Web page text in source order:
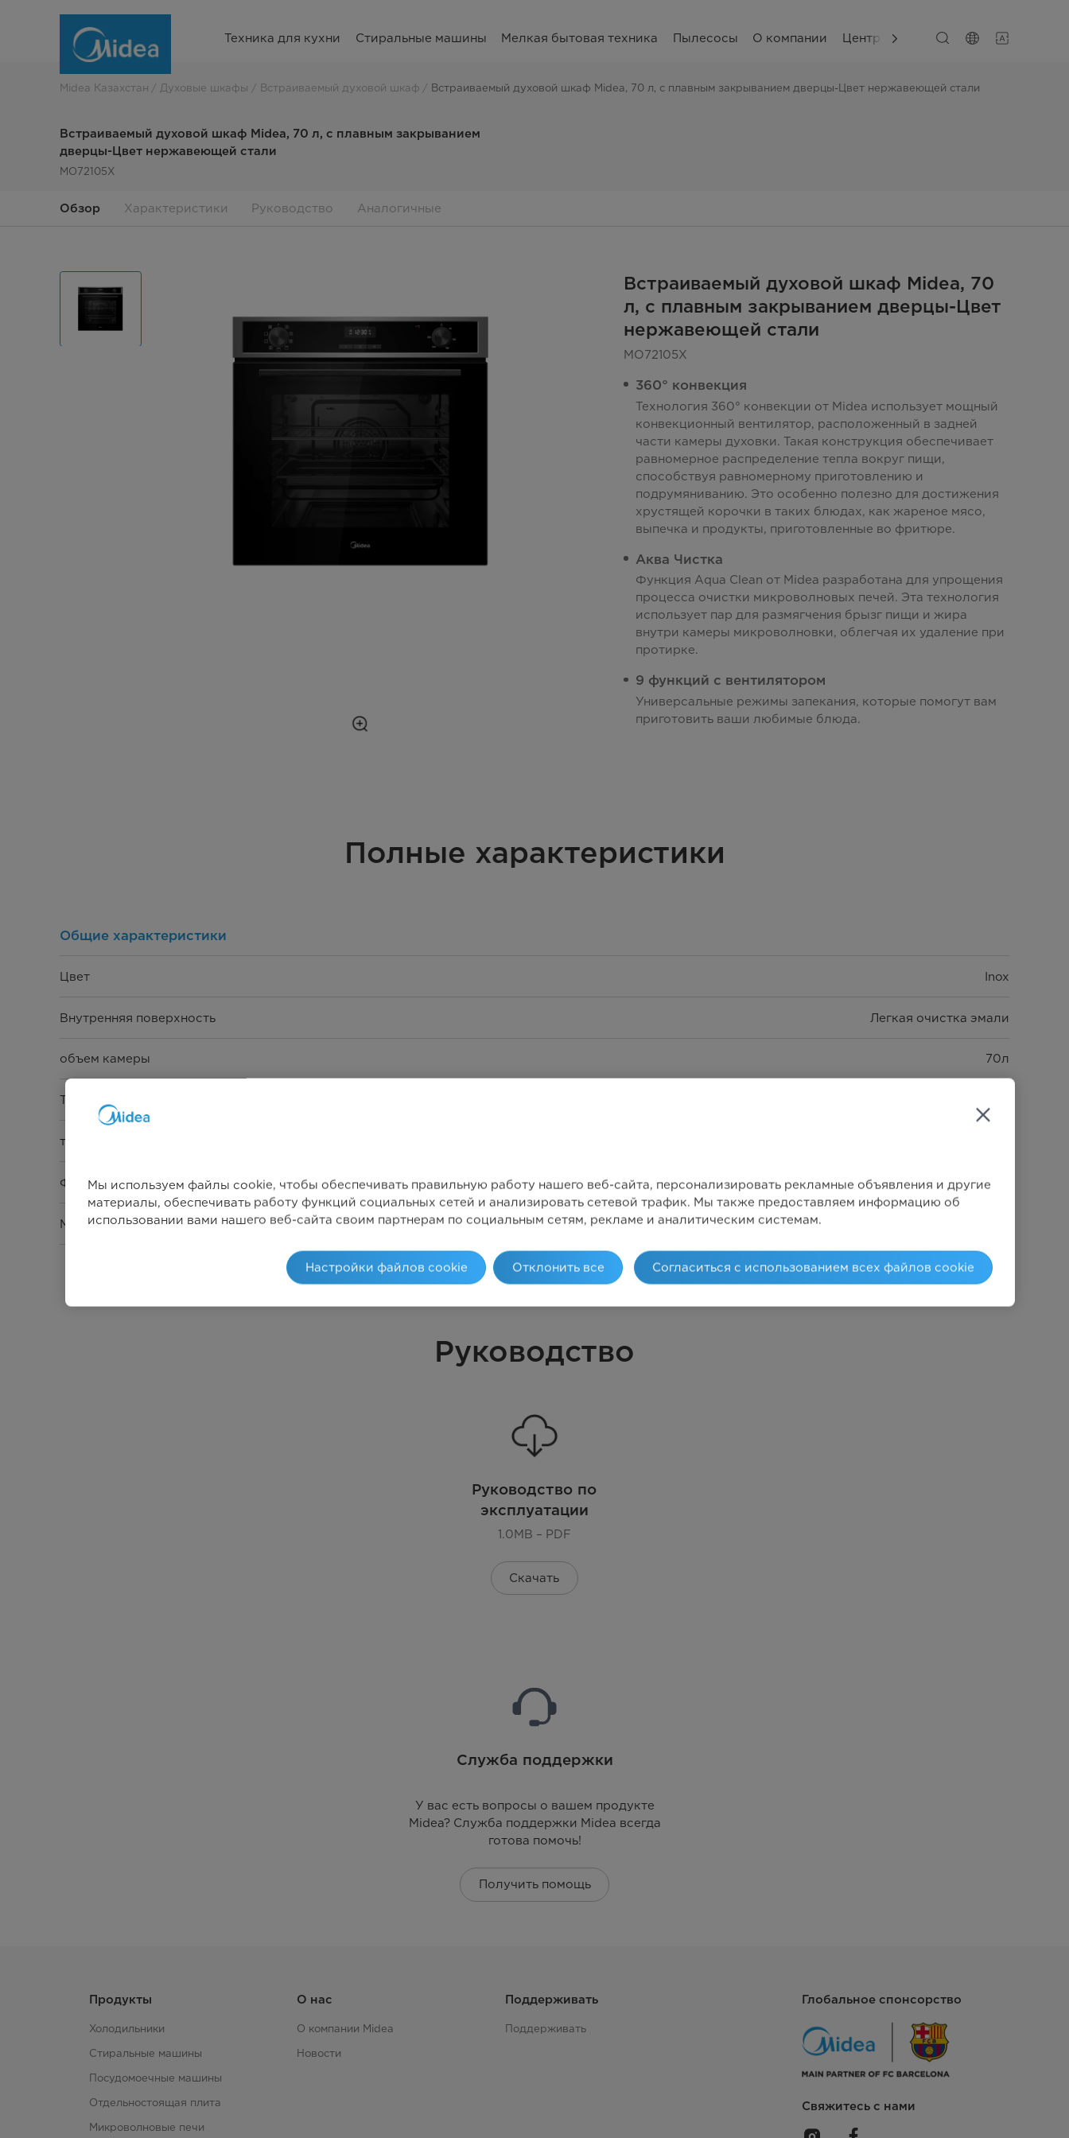
Встраиваемый
духовой
Техника для кухни Стиральные машины Мелкая бытовая техника Пылесосы О компании Центр поддержки
Midea Казахстан Духовые шкафы Встраиваемый духовой шкаф Встраиваемый духовой шкаф Midea, 70 л, с плавным закрыванием дверцы-Цвет нержавеющей стали
Встраиваемый духовой шкаф Midea, 70 л, с плавным закрыванием
дверцы-Цвет нержавеющей стали
MO72105X
Обзор Характеристики Руководство Аналогичные
Встраиваемый духовой шкаф Midea, 70
л, с плавным закрыванием дверцы-Цвет
нержавеющей стали
MO72105X
360° конвекция
Технология 360° конвекции от Midea использует мощный
конвекционный вентилятор, расположенный в задней
части камеры духовки. Такая конструкция обеспечивает
равномерное распределение тепла вокруг пищи,
способствуя равномерному приготовлению и
подрумяниванию. Это особенно полезно для достижения
хрустящей корочки в таких блюдах, как жареное мясо,
выпечка и продукты, приготовленные во фритюре.
Аква Чистка
Функция Aqua Clean от Midea разработана для упрощения
процесса очистки микроволновых печей. Эта технология
использует пар для размягчения брызг пищи и жира
внутри камеры микроволновки, облегчая их удаление при
протирке.
9 функций с вентилятором
Универсальные режимы запекания, которые помогут вам
приготовить ваши любимые блюда.
Полные характеристики
Общие характеристики
Цвет Inox
Внутренняя поверхность Легкая очистка эмали
объем камеры 70л
Тип управления
таймер
Функция
Максимальная мощность
Руководство
Руководство по
эксплуатации
1.0MB – PDF
Скачать
Служба поддержки
У вас есть вопросы о вашем продукте
Midea? Служба поддержки Midea всегда
готова помочь!
Получить помощь
Продукты
Холодильники
Стиральные машины
Посудомоечные машины
Отдельностоящая плита
Микроволновые печи
О нас
О компании Midea
Новости
Поддерживать
Поддерживать
Глобальное спонсорство
Свяжитесь с нами
Мы используем файлы cookie, чтобы обеспечивать правильную работу нашего веб-сайта, персонализировать рекламные объявления и другие
материалы, обеспечивать работу функций социальных сетей и анализировать сетевой трафик. Мы также предоставляем информацию об
использовании вами нашего веб-сайта своим партнерам по социальным сетям, рекламе и аналитическим системам.
Настройки файлов cookie Отклонить все Согласиться с использованием всех файлов cookie